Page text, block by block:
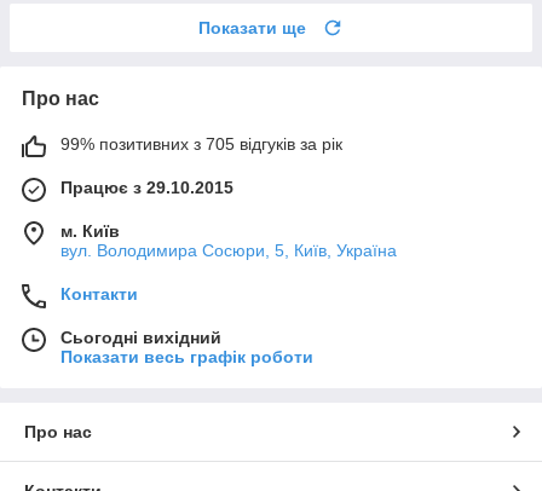
Показати ще
Про нас
99% позитивних з 705 відгуків за рік
Працює з 29.10.2015
м. Київ
вул. Володимира Сосюри, 5, Київ, Україна
Контакти
Сьогодні вихідний
Показати весь графік роботи
Про нас